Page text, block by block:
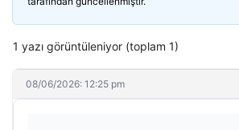
1 yazı görüntüleniyor (toplam 1)
08/06/2026: 12:25 pm